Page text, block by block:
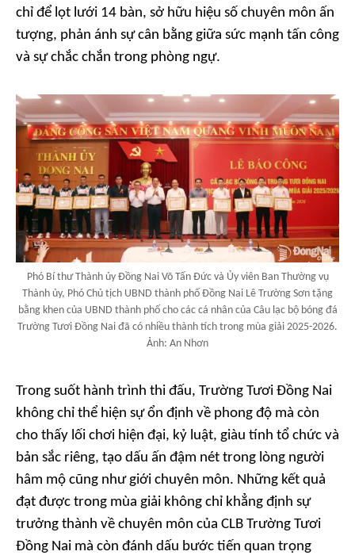
chỉ để lọt lưới 14 bàn, sở hữu hiệu số chuyên môn ấn
tượng, phản ánh sự cân bằng giữa sức mạnh tấn công
và sự chắc chắn trong phòng ngự.
Phó Bí thư Thành ủy Đồng Nai Võ Tấn Đức và Ủy viên Ban Thường vụ
Thành ủy, Phó Chủ tịch UBND thành phố Đồng Nai Lê Trường Sơn tặng
bằng khen của UBND thành phố cho các cá nhân của Câu lạc bộ bóng đá
Trường Tươi Đồng Nai đã có nhiều thành tích trong mùa giải 2025-2026.
Ảnh: An Nhơn
Trong suốt hành trình thi đấu, Trường Tươi Đồng Nai
không chỉ thể hiện sự ổn định về phong độ mà còn
cho thấy lối chơi hiện đại, kỷ luật, giàu tính tổ chức và
bản sắc riêng, tạo dấu ấn đậm nét trong lòng người
hâm mộ cũng như giới chuyên môn. Những kết quả
đạt được trong mùa giải không chỉ khẳng định sự
trưởng thành về chuyên môn của CLB Trường Tươi
Đồng Nai mà còn đánh dấu bước tiến quan trọng